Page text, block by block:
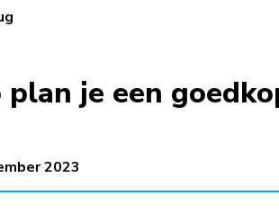
plan je een
2023